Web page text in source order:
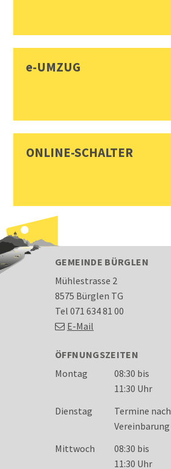
e-UMZUG
ONLINE-SCHALTER
FOOTER
GEMEINDE BÜRGLEN
Mühlestrasse 2
8575 Bürglen TG
Tel 071 634 81 00
E-Mail
ÖFFNUNGSZEITEN
Wochentag
Öffnungszeiten
Montag
08:30 bis
11:30 Uhr
Dienstag
Termine nach
Vereinbarung
Mittwoch
08:30 bis
11:30 Uhr